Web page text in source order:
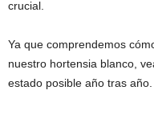
crucial.
Ya que comprendemos
nuestro hortensia blanco,
estado posible año tras año.